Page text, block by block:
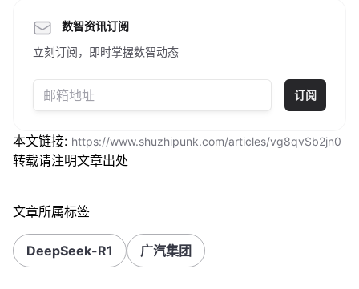
数智资讯订阅
立刻订阅，即时掌握数智动态
订阅
本文链接: https://www.shuzhipunk.com/articles/vg8qvSb2jn0
转载请注明文章出处
文章所属标签
DeepSeek-R1 广汽集团